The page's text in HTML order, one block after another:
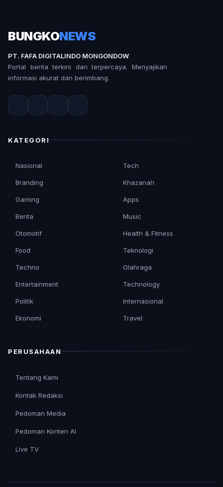
BUNGKONEWS
PT. FAFA DIGITALINDO MONGONDOW
Portal berita terkini dan terpercaya. Menyajikan
informasi akurat dan berimbang.
KATEGORI
Nasional
Branding
Gaming
Berita
Otomotif
Tech
Khazanah
Apps
Music
Health & Fitness
Food
Techno
Entertainment
Politik
Ekonomi
Teknologi
Olahraga
Technology
Internasional
Travel
PERUSAHAAN
Tentang Kami
Kontak Redaksi
Pedoman Media
Pedoman Konten AI
Live TV